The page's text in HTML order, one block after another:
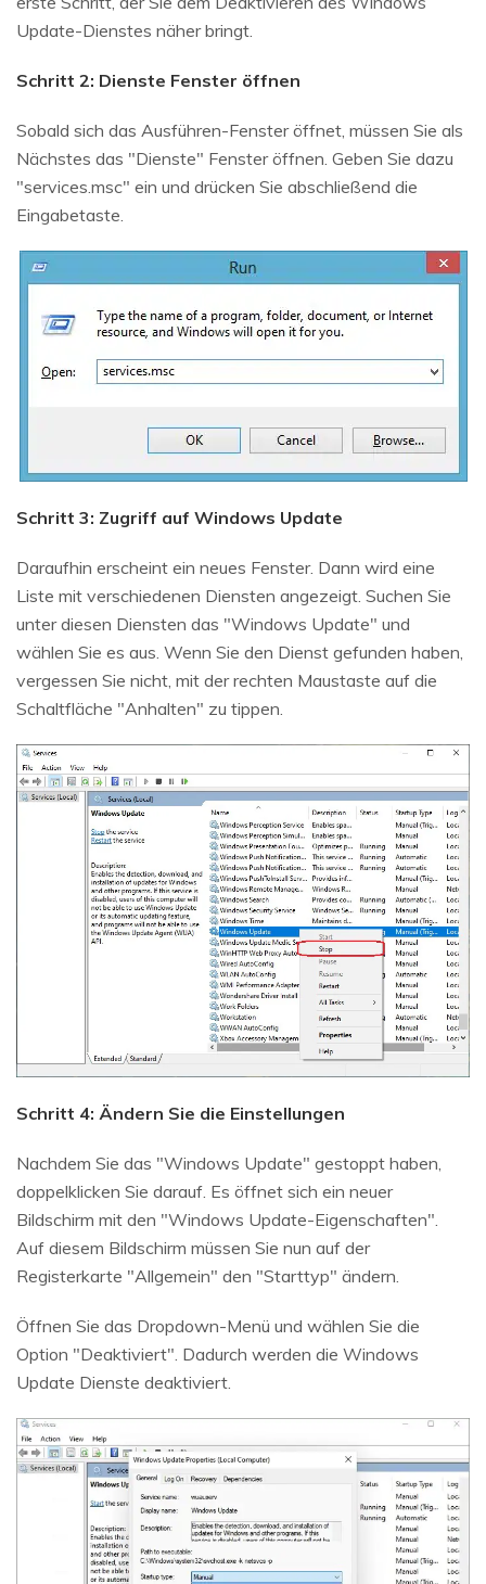
Update-Dienstes näher bringt.
Schritt 2: Dienste Fenster öffnen
Sobald sich das Ausführen-Fenster öffnet, müssen Sie als
Nächstes das "Dienste" Fenster öffnen. Geben Sie dazu
"services.msc" ein und drücken Sie abschließend die
Eingabetaste.
Schritt 3: Zugriff auf Windows Update
Daraufhin erscheint ein neues Fenster. Dann wird eine
Liste mit verschiedenen Diensten angezeigt. Suchen Sie
unter diesen Diensten das "Windows Update" und
wählen Sie es aus. Wenn Sie den Dienst gefunden haben,
vergessen Sie nicht, mit der rechten Maustaste auf die
Schaltfläche "Anhalten" zu tippen.
Schritt 4: Ändern Sie die Einstellungen
Nachdem Sie das "Windows Update" gestoppt haben,
doppelklicken Sie darauf. Es öffnet sich ein neuer
Bildschirm mit den "Windows Update-Eigenschaften".
Auf diesem Bildschirm müssen Sie nun auf der
Registerkarte "Allgemein" den "Starttyp" ändern.
Öffnen Sie das Dropdown-Menü und wählen Sie die
Option "Deaktiviert". Dadurch werden die Windows
Update Dienste deaktiviert.